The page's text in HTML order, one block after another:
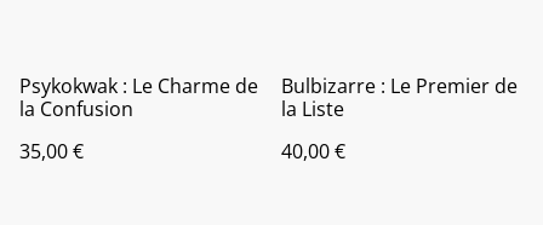
Psykokwak : Le Charme de
la Confusion
35,00 €
Bulbizarre : Le Premier de
la Liste
40,00 €